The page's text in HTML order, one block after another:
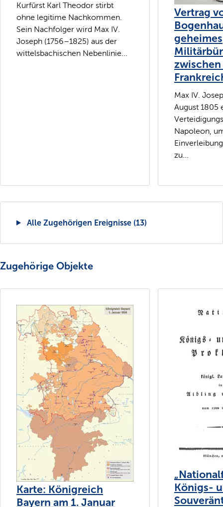
Kurfürst Karl Theodor stirbt
ohne legitime Nachkommen.
Sein Nachfolger wird Max IV.
Joseph (1756–1825) aus der
wittelsbachischen Nebenlinie...
Vertrag
geheimes
Max IV.
August 1805
Napoleon,
zu...
Alle Zugehörigen Ereignisse (13)
Zugehörige Objekte
Karte: Königreich
Bayern am 1. Januar
Königs-